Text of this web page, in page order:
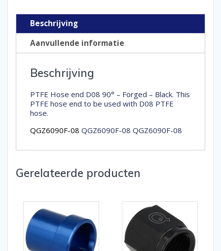
Beschrijving
Aanvullende informatie
Beschrijving
PTFE Hose end D08 90° – Forged – Black. This
PTFE hose end to be used with D08 PTFE
hose.
QGZ6090F-08 QGZ6090F-08 QGZ6090F-08
Gerelateerde producten